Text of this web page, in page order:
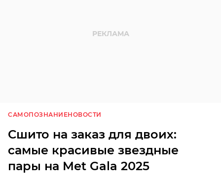
САМОПОЗНАНИЕНОВОСТИ
Сшито на заказ для двоих:
самые красивые звездные
пары на Met Gala 2025